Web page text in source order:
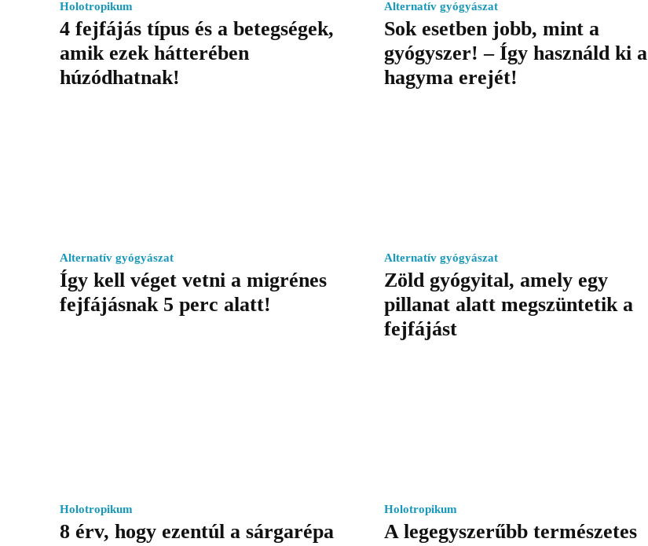
Holotropikum
4 fejfájás típus és a betegségek,
amik ezek hátterében
húzódhatnak!
Alternatív gyógyászat
Sok esetben jobb, mint a
gyógyszer! – Így használd ki a
hagyma erejét!
Alternatív gyógyászat
Így kell véget vetni a migrénes
fejfájásnak 5 perc alatt!
Alternatív gyógyászat
Zöld gyógyital, amely egy
pillanat alatt megszüntetik a
fejfájást
Holotropikum
8 érv, hogy ezentúl a sárgarépa
Holotropikum
A legegyszerűbb természetes